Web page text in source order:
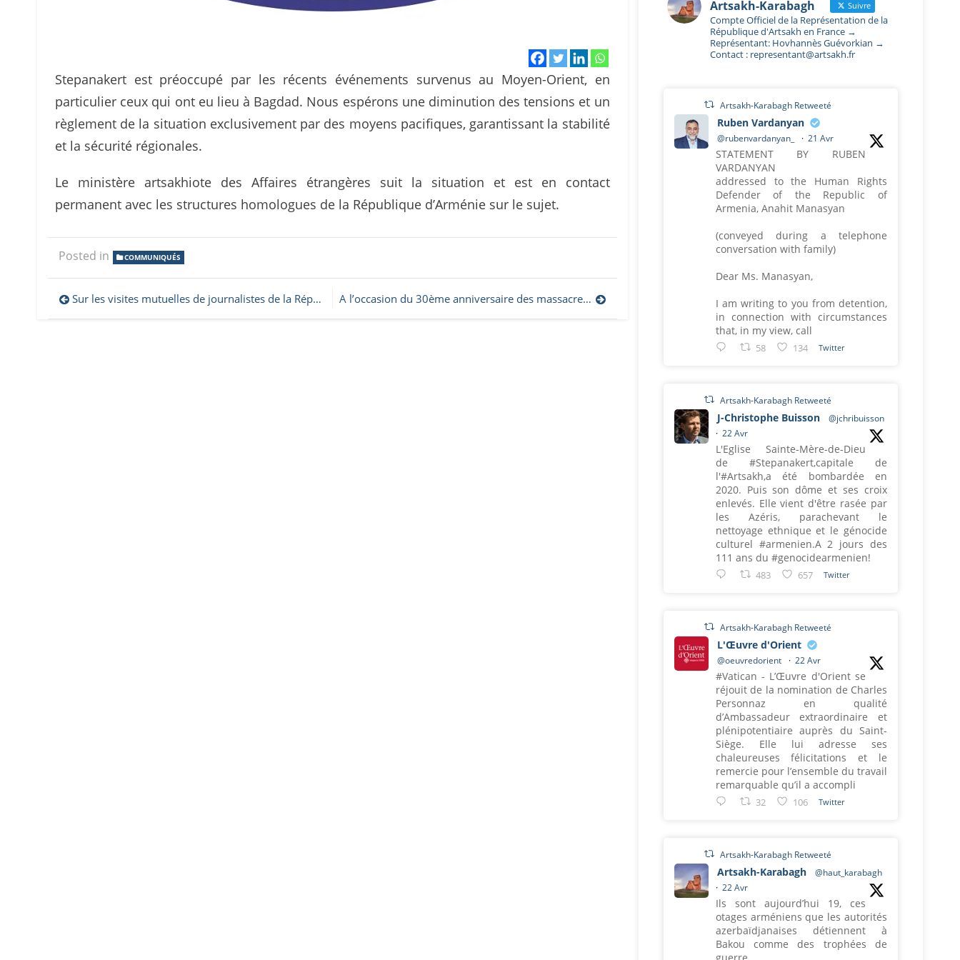
Stepanakert est préoccupé par les récents événements survenus au Moyen-Orient, en
particulier ceux qui ont eu lieu à Bagdad. Nous espérons une diminution des tensions et un
règlement de la situation exclusivement par des moyens pacifiques, garantissant la stabilité
et la sécurité régionales.
Le ministère artsakhiote des Affaires étrangères suit la situation et est en contact
permanent avec les structures homologues de la République d’Arménie sur le sujet.
Posted in COMMUNIQUÉS
Navigation
de
Sur les visites mutuelles de journalistes de la République d’Artsakh et des République d’Arménie et d’Azerbaïdjan A l’occasion du 30ème anniversaire des massacres des Arméniens de Bakou
Artsakh-Karabagh Suivre
Compte Officiel de la Représentation de la
République d'Artsakh en France →
Représentant: Hovhannès Guévorkian →
Contact : representant@artsakh.fr
Artsakh-Karabagh Retweeté
Ruben Vardanyan
@rubenvardanyan_ · 21 Avr
STATEMENT BY RUBEN
VARDANYAN
addressed to the Human Rights
Defender of the Republic of
Armenia, Anahit Manasyan
(conveyed during a telephone
conversation with family)
Dear Ms. Manasyan,
I am writing to you from detention,
in connection with circumstances
that, in my view, call
58 134 Twitter
Artsakh-Karabagh Retweeté
J-Christophe Buisson
@jchribuisson
· 22 Avr
L'Eglise Sainte-Mère-de-Dieu
de #Stepanakert,capitale de
l'#Artsakh,a été bombardée en
2020. Puis son dôme et ses croix
enlevés. Elle vient d'être rasée par
les Azéris, parachevant le
nettoyage ethnique et le génocide
culturel #armenien.A 2 jours des
111 ans du #genocidearmenien!
483 657 Twitter
Artsakh-Karabagh Retweeté
L'Œuvre d'Orient
@oeuvredorient · 22 Avr
#Vatican - L’Œuvre d'Orient se
réjouit de la nomination de Charles
Personnaz en qualité
d’Ambassadeur extraordinaire et
plénipotentiaire auprès du Saint-
Siège. Elle lui adresse ses
chaleureuses félicitations et le
remercie pour l’ensemble du travail
remarquable qu’il a accompli
32 106 Twitter
Artsakh-Karabagh Retweeté
Artsakh-Karabagh
@haut_karabagh
· 22 Avr
Ils sont aujourd’hui 19, ces
otages arméniens que les autorités
azerbaïdjanaises détiennent à
Bakou comme des trophées de